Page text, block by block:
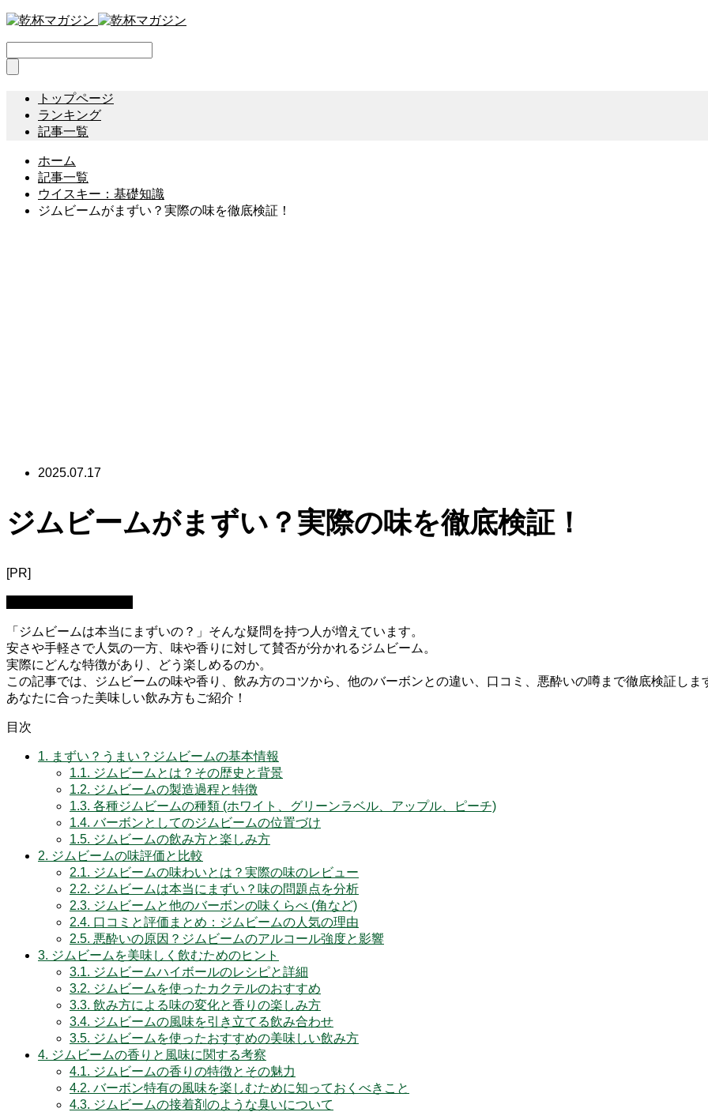
トップページ
ランキング
記事一覧
ホーム
記事一覧
ウイスキー：基礎知識
ジムビームがまずい？実際の味を徹底検証！
2025.07.17
ジムビームがまずい？実際の味を徹底検証！
[PR]
「ジムビームは本当にまずいの？」そんな疑問を持つ人が増えています。
安さや手軽さで人気の一方、味や香りに対して賛否が分かれるジムビーム。
実際にどんな特徴があり、どう楽しめるのか。
この記事では、ジムビームの味や香り、飲み方のコツから、他のバーボンとの違い、口コミ、悪酔いの噂まで徹底検証しま
あなたに合った美味しい飲み方もご紹介！
目次
1. まずい？うまい？ジムビームの基本情報
1.1. ジムビームとは？その歴史と背景
1.2. ジムビームの製造過程と特徴
1.3. 各種ジムビームの種類 (ホワイト、グリーンラベル、アップル、ピーチ)
1.4. バーボンとしてのジムビームの位置づけ
1.5. ジムビームの飲み方と楽しみ方
2. ジムビームの味評価と比較
2.1. ジムビームの味わいとは？実際の味のレビュー
2.2. ジムビームは本当にまずい？味の問題点を分析
2.3. ジムビームと他のバーボンの味くらべ (角など)
2.4. 口コミと評価まとめ：ジムビームの人気の理由
2.5. 悪酔いの原因？ジムビームのアルコール強度と影響
3. ジムビームを美味しく飲むためのヒント
3.1. ジムビームハイボールのレシピと詳細
3.2. ジムビームを使ったカクテルのおすすめ
3.3. 飲み方による味の変化と香りの楽しみ方
3.4. ジムビームの風味を引き立てる飲み合わせ
3.5. ジムビームを使ったおすすめの美味しい飲み方
4. ジムビームの香りと風味に関する考察
4.1. ジムビームの香りの特徴とその魅力
4.2. バーボン特有の風味を楽しむために知っておくべきこと
4.3. ジムビームの接着剤のような臭いについて